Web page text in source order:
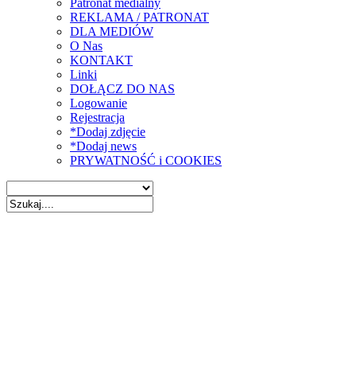
Patronat medialny
REKLAMA / PATRONAT
DLA MEDIÓW
O Nas
KONTAKT
Linki
DOŁĄCZ DO NAS
Logowanie
Rejestracja
*Dodaj zdjęcie
*Dodaj news
PRYWATNOŚĆ i COOKIES